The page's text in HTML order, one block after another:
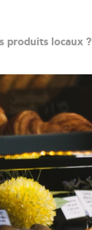
produits locaux ?